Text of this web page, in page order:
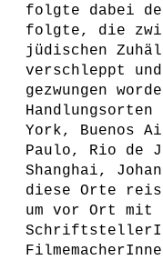
folgte dabei
folgte, die
jüdischen
verschleppt
gezwungen
York, Buenos
Paulo, Rio de
Shanghai,
diese Orte
um vor Ort mit